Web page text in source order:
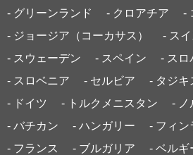
- グリーンランド
- クロアチア
-
- ジョージア（コーカサス）
- スイ
- スウェーデン
- スペイン
- スロ
- スロベニア
- セルビア - タジキ
- ドイツ
- トルクメニスタン
- ノ
- バチカン
- ハンガリー
- フィン
- フランス
- ブルガリア - ベルギ